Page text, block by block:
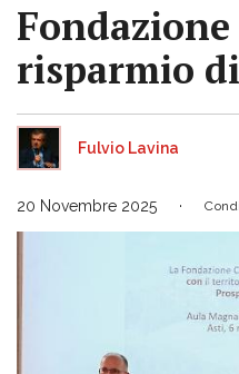
Fondazione
risparmio
Fulvio Lavina
20 Novembre 2025